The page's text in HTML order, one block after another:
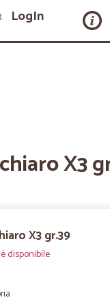
LogIn
X3
X3 gr.39
disponibile